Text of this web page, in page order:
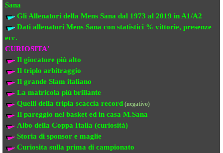
Sana
Gli Allenatori della Mens Sana dal 1973 al 2019 in A1/A2
Dati allenatori Mens Sana con statistici % vittorie, presenze
ecc.
CURIOSITA'
Il giocatore più alto
Il triplo arbitraggio
Il grande Slam italiano
La matricola più brillante
Quelli della tripla scaccia record (negativo)
Il pareggio nel basket ed in casa M.Sana
Albo della Coppa Italia (curiosità)
Storia di sponsor e maglie
Curiosita sulla prima di campionato